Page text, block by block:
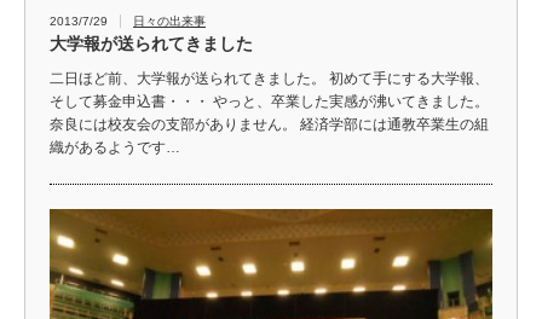
2013/7/29 日々の出来事
大学報が送られてきました
二日ほど前、大学報が送られてきました。 初めて手にする大学報、
そして募金申込書・・・ やっと、卒業した実感が沸いてきました。
奈良には校友会の支部がありません。 経済学部には通教卒業生の組
織があるようです…